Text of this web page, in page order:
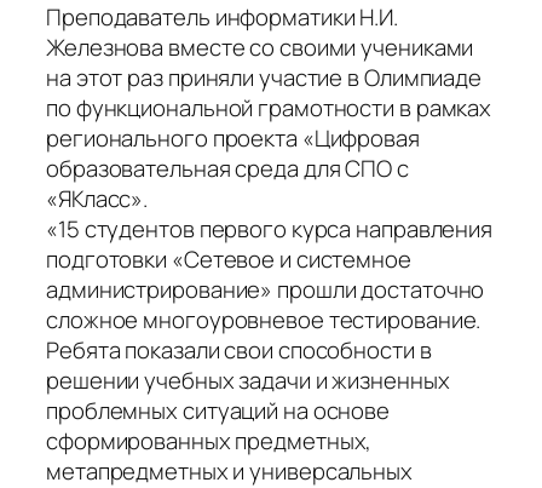
Преподаватель информатики Н.И.
Железнова вместе со своими учениками
на этот раз приняли участие в Олимпиаде
по функциональной грамотности в рамках
регионального проекта «Цифровая
образовательная среда для СПО с
«ЯКласс».
«15 студентов первого курса направления
подготовки «Сетевое и системное
администрирование» прошли достаточно
сложное многоуровневое тестирование.
Ребята показали свои способности в
решении учебных задачи и жизненных
проблемных ситуаций на основе
сформированных предметных,
метапредметных и универсальных